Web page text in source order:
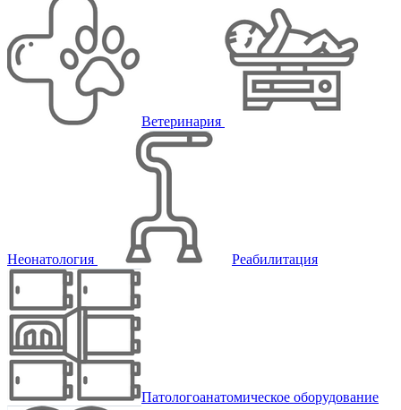
Ветеринария
Неонатология Реабилитация
Патологоанатомическое оборудование